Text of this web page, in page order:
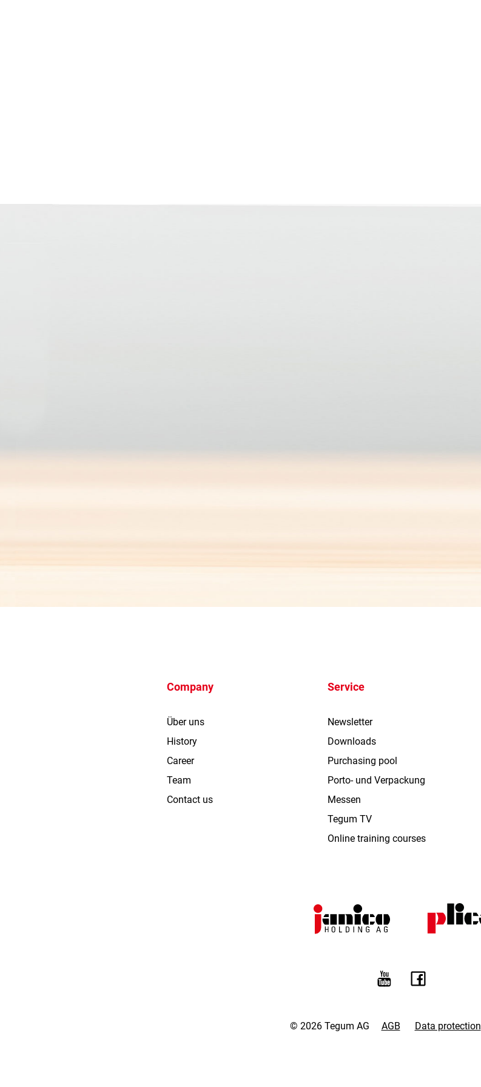
Company
Über uns
History
Career
Team
Contact us
Service
Newsletter
Downloads
Purchasing pool
Porto- und Verpackung
Messen
Tegum TV
Online training courses
AGB Data protection
© 2026 Tegum AG